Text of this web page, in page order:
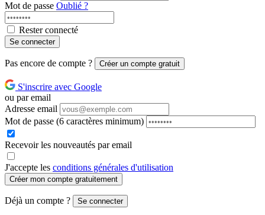
Mot de passe Oublié ?
Rester connecté
Se connecter
Pas encore de compte ? Créer un compte gratuit
S'inscrire avec Google
ou par email
Adresse email
Mot de passe (6 caractères minimum)
Recevoir les nouveautés par email
J'accepte les conditions générales d'utilisation
Créer mon compte gratuitement
Déjà un compte ? Se connecter